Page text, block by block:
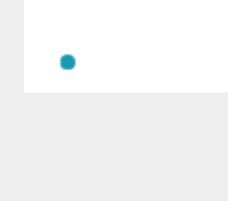
pourquoi
simili-négociation à